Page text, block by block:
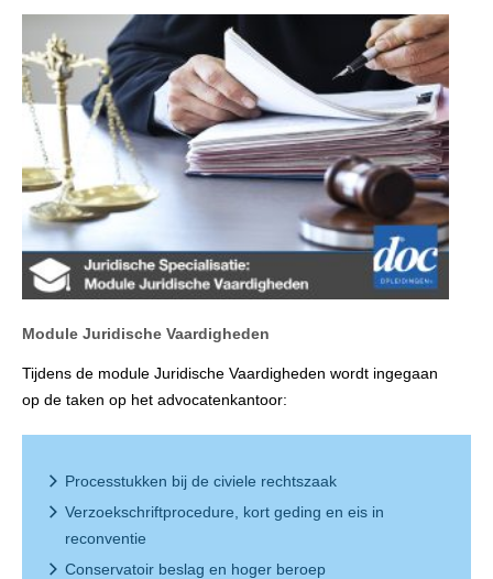
Module Juridische Vaardigheden
Tijdens de module Juridische Vaardigheden wordt ingegaan
op de taken op het advocatenkantoor:
Processtukken bij de civiele rechtszaak
Verzoekschriftprocedure, kort geding en eis in
reconventie
Conservatoir beslag en hoger beroep